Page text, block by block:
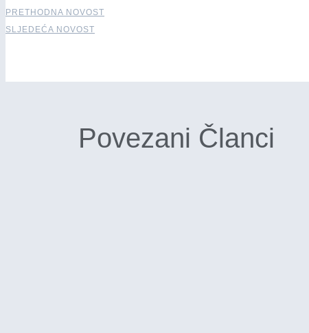
PRETHODNA NOVOST
SLJEDEĆA NOVOST
Povezani Članci